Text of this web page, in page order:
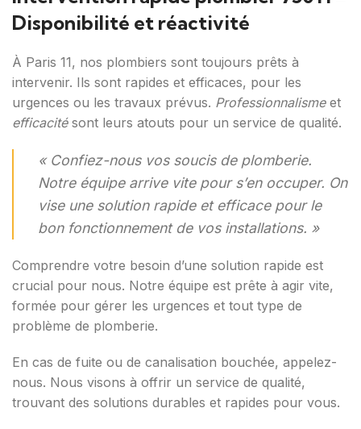
Disponibilité et réactivité
À Paris 11, nos plombiers sont toujours prêts à
intervenir. Ils sont rapides et efficaces, pour les
urgences ou les travaux prévus. Professionnalismeet
efficacitésont leurs atouts pour un service de qualité.
« Confiez-nous vos soucis de plomberie.
Notre équipe arrive vite pour s’en occuper. On
vise une solution rapide et efficace pour le
bon fonctionnement de vos installations. »
Comprendre votre besoin d’une solution rapide est
crucial pour nous. Notre équipe est prête à agir vite,
formée pour gérer les urgences et tout type de
problème de plomberie.
En cas de fuite ou de canalisation bouchée, appelez-
nous. Nous visons à offrir un service de qualité,
trouvant des solutions durables et rapides pour vous.